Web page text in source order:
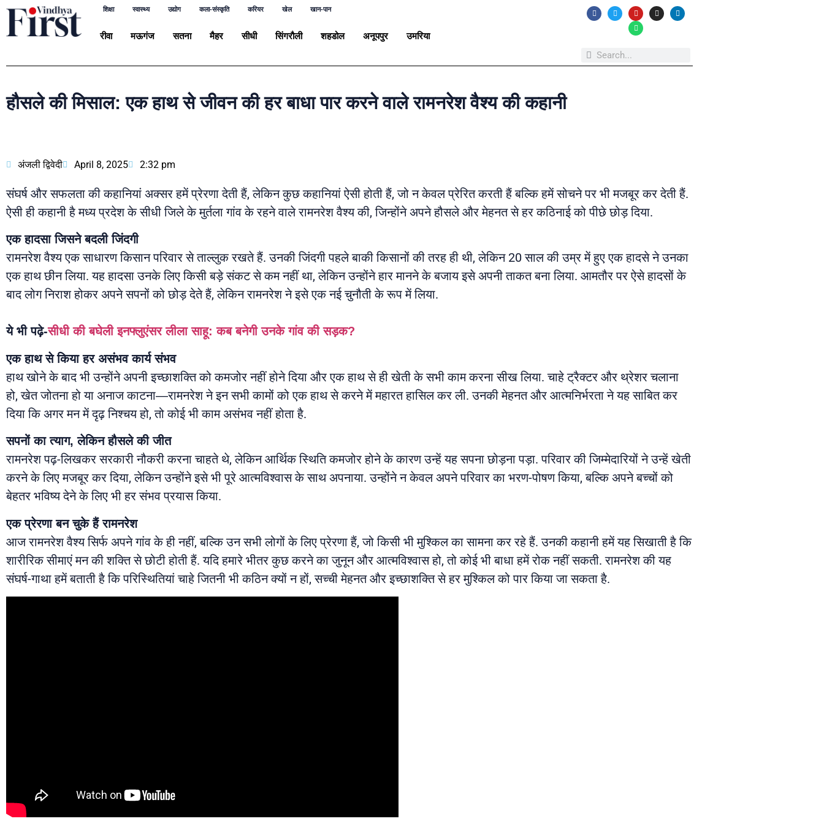
शिक्षा स्वास्थ्य उद्योग कला-संस्कृति करियर खेल खान-पान
रीवा मऊगंज सतना मैहर सीधी सिंगरौली शहडोल अनूपपुर उमरिया
हौसले की मिसाल: एक हाथ से जीवन की हर बाधा पार करने वाले रामनरेश वैश्य की कहानी
अंजली द्विवेदी April 8, 2025 2:32 pm
संघर्ष और सफलता की कहानियां अक्सर हमें प्रेरणा देती हैं, लेकिन कुछ कहानियां ऐसी होती हैं, जो न केवल प्रेरित करती हैं बल्कि हमें सोचने पर भी मजबूर कर देती हैं.
ऐसी ही कहानी है मध्य प्रदेश के सीधी जिले के मुर्तला गांव के रहने वाले रामनरेश वैश्य की, जिन्होंने अपने हौसले और मेहनत से हर कठिनाई को पीछे छोड़ दिया.
एक हादसा जिसने बदली जिंदगी
रामनरेश वैश्य एक साधारण किसान परिवार से ताल्लुक रखते हैं. उनकी जिंदगी पहले बाकी किसानों की तरह ही थी, लेकिन 20 साल की उम्र में हुए एक हादसे ने उनका
एक हाथ छीन लिया. यह हादसा उनके लिए किसी बड़े संकट से कम नहीं था, लेकिन उन्होंने हार मानने के बजाय इसे अपनी ताकत बना लिया. आमतौर पर ऐसे हादसों के
बाद लोग निराश होकर अपने सपनों को छोड़ देते हैं, लेकिन रामनरेश ने इसे एक नई चुनौती के रूप में लिया.
ये भी पढ़े-सीधी की बघेली इनफ्लुएंसर लीला साहू: कब बनेगी उनके गांव की सड़क?
एक हाथ से किया हर असंभव कार्य संभव
हाथ खोने के बाद भी उन्होंने अपनी इच्छाशक्ति को कमजोर नहीं होने दिया और एक हाथ से ही खेती के सभी काम करना सीख लिया. चाहे ट्रैक्टर और थ्रेशर चलाना
हो, खेत जोतना हो या अनाज काटना—रामनरेश ने इन सभी कामों को एक हाथ से करने में महारत हासिल कर ली. उनकी मेहनत और आत्मनिर्भरता ने यह साबित कर
दिया कि अगर मन में दृढ़ निश्चय हो, तो कोई भी काम असंभव नहीं होता है.
सपनों का त्याग, लेकिन हौसले की जीत
रामनरेश पढ़-लिखकर सरकारी नौकरी करना चाहते थे, लेकिन आर्थिक स्थिति कमजोर होने के कारण उन्हें यह सपना छोड़ना पड़ा. परिवार की जिम्मेदारियों ने उन्हें खेती
करने के लिए मजबूर कर दिया, लेकिन उन्होंने इसे भी पूरे आत्मविश्वास के साथ अपनाया. उन्होंने न केवल अपने परिवार का भरण-पोषण किया, बल्कि अपने बच्चों को
बेहतर भविष्य देने के लिए भी हर संभव प्रयास किया.
एक प्रेरणा बन चुके हैं रामनरेश
आज रामनरेश वैश्य सिर्फ अपने गांव के ही नहीं, बल्कि उन सभी लोगों के लिए प्रेरणा हैं, जो किसी भी मुश्किल का सामना कर रहे हैं. उनकी कहानी हमें यह सिखाती है कि
शारीरिक सीमाएं मन की शक्ति से छोटी होती हैं. यदि हमारे भीतर कुछ करने का जुनून और आत्मविश्वास हो, तो कोई भी बाधा हमें रोक नहीं सकती. रामनरेश की यह
संघर्ष-गाथा हमें बताती है कि परिस्थितियां चाहे जितनी भी कठिन क्यों न हों, सच्ची मेहनत और इच्छाशक्ति से हर मुश्किल को पार किया जा सकता है.